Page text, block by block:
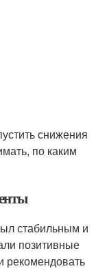
снижения
по каким
стабильным и
позитивные
рекомендовать